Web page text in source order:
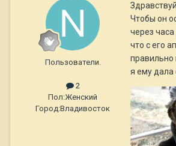
Пользователи.
2
Пол:Женский
Город:Владивосток
Чтобы он
через
что с его
правильно
я ему дала